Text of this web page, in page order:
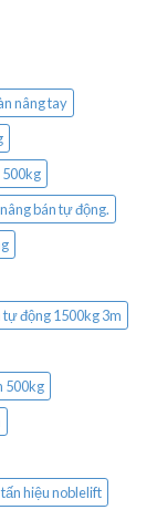
nâng tay
500kg
bán tự động.
tự động 1500kg 3m
500kg
hiệu noblelift